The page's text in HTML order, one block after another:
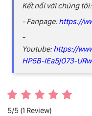
Kết nối với chúng tôi:
- Fanpage:https://
-
Youtube:https://
HP5B-lEa5jO73-URw
5/5 (1 Review)